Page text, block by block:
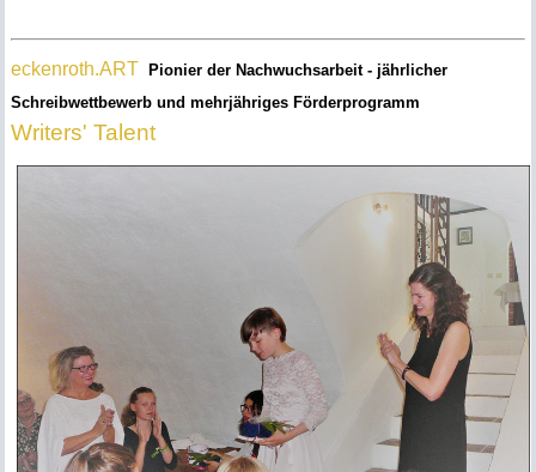
eckenroth.ART Pionier der Nachwuchsarbeit - jährlicher
Schreibwettbewerb und mehrjähriges Förderprogramm
Writers' Talent